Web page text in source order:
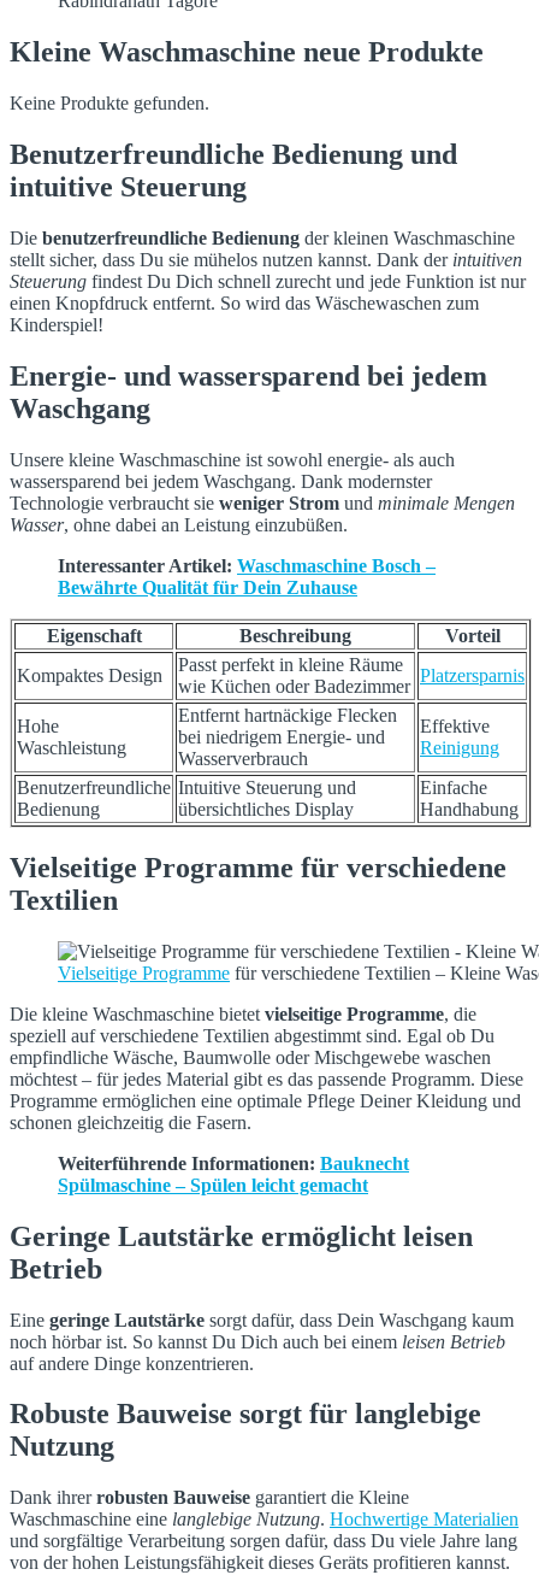
Kleine Waschmaschine neue Produkte
Keine Produkte gefunden.
Benutzerfreundliche Bedienung und
intuitive Steuerung
Die benutzerfreundliche Bedienung der kleinen Waschmaschine
stellt sicher, dass Du sie mühelos nutzen kannst. Dank der intuitiven
Steuerung findest Du Dich schnell zurecht und jede Funktion ist nur
einen Knopfdruck entfernt. So wird das Wäschewaschen zum
Kinderspiel!
Energie- und wassersparend bei jedem
Waschgang
Unsere kleine Waschmaschine ist sowohl energie- als auch
wassersparend bei jedem Waschgang. Dank modernster
Technologie verbraucht sie weniger Strom und minimale Mengen
Wasser, ohne dabei an Leistung einzubüßen.
Interessanter Artikel: Waschmaschine Bosch –
Bewährte Qualität für Dein Zuhause
Eigenschaft Beschreibung
Vorteil
Kompaktes Design
Passt perfekt in kleine Räume
wie Küchen oder Badezimmer
Platzersparnis
Hohe
Waschleistung
Entfernt hartnäckige Flecken
bei niedrigem Energie- und
Wasserverbrauch
Effektive
Reinigung
Benutzerfreundliche
Bedienung
Intuitive Steuerung und
übersichtliches Display
Einfache
Handhabung
Vielseitige Programme für verschiedene
Textilien
Vielseitige Programme für verschiedene Textilien – Kleine
Die kleine Waschmaschine bietet vielseitige Programme, die
speziell auf verschiedene Textilien abgestimmt sind. Egal ob Du
empfindliche Wäsche, Baumwolle oder Mischgewebe waschen
möchtest – für jedes Material gibt es das passende Programm. Diese
Programme ermöglichen eine optimale Pflege Deiner Kleidung und
schonen gleichzeitig die Fasern.
Weiterführende Informationen: Bauknecht
Spülmaschine – Spülen leicht gemacht
Geringe Lautstärke ermöglicht leisen
Betrieb
Eine geringe Lautstärke sorgt dafür, dass Dein Waschgang kaum
noch hörbar ist. So kannst Du Dich auch bei einem leisen Betrieb
auf andere Dinge konzentrieren.
Robuste Bauweise sorgt für langlebige
Nutzung
Dank ihrerrobusten Bauweise garantiert die Kleine
Waschmaschine eine langlebige Nutzung. Hochwertige Materialien
und sorgfältige Verarbeitung sorgen dafür, dass Du viele Jahre lang
von der hohen Leistungsfähigkeit dieses Geräts profitieren kannst.